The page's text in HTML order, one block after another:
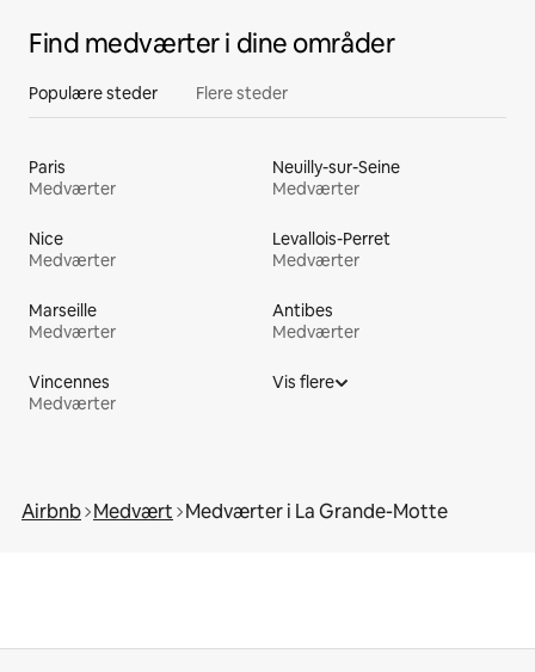
Find medværter i dine områder
Populære steder Flere steder
Paris
Medværter
Neuilly-sur-Seine
Medværter
Nice
Medværter
Levallois-Perret
Medværter
Marseille
Medværter
Antibes
Medværter
Vincennes
Medværter
Vis flere
Airbnb Medvært Medværter i La Grande-Motte